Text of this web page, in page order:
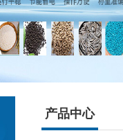
产品中心